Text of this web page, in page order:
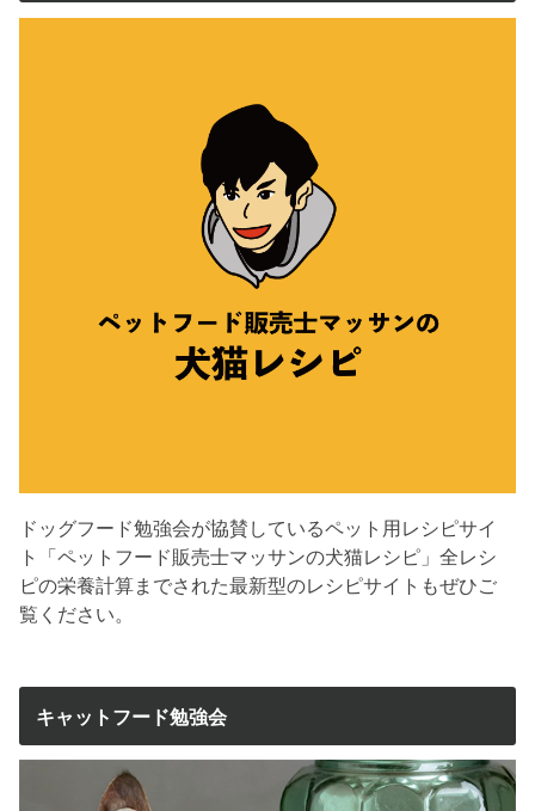
ドッグフード勉強会が協賛しているペット用レシピサイ
ト「ペットフード販売士マッサンの犬猫レシピ」全レシ
ピの栄養計算までされた最新型のレシピサイトもぜひご
覧ください。
キャットフード勉強会